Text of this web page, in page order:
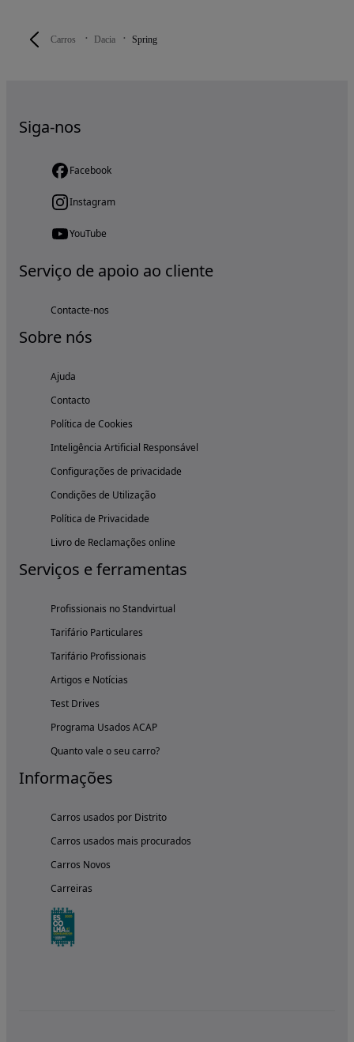
Carros Dacia Spring
Siga-nos
Facebook
Instagram
YouTube
Serviço de apoio ao cliente
Contacte-nos
Sobre nós
Ajuda
Contacto
Política de Cookies
Inteligência Artificial Responsável
Configurações de privacidade
Condições de Utilização
Política de Privacidade
Livro de Reclamações online
Serviços e ferramentas
Profissionais no Standvirtual
Tarifário Particulares
Tarifário Profissionais
Artigos e Notícias
Test Drives
Programa Usados ACAP
Quanto vale o seu carro?
Informações
Carros usados por Distrito
Carros usados mais procurados
Carros Novos
Carreiras